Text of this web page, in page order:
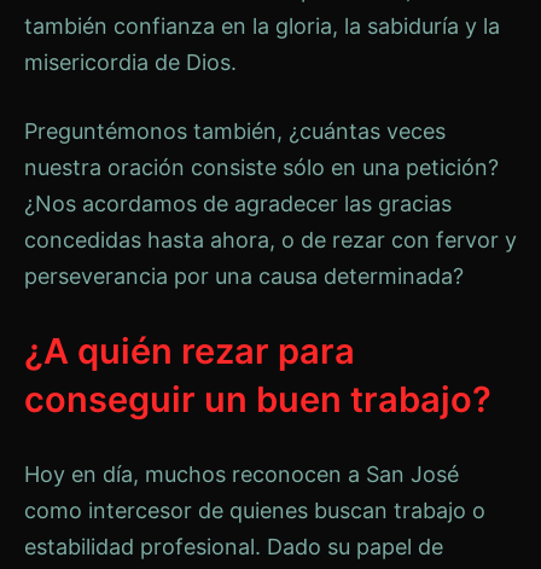
también confianza en la gloria, la sabiduría y la
misericordia de Dios.
Preguntémonos también, ¿cuántas veces
nuestra oración consiste sólo en una petición?
¿Nos acordamos de agradecer las gracias
concedidas hasta ahora, o de rezar con fervor y
perseverancia por una causa determinada?
¿A quién rezar para
conseguir un buen trabajo?
Hoy en día, muchos reconocen a San José
como intercesor de quienes buscan trabajo o
estabilidad profesional. Dado su papel de